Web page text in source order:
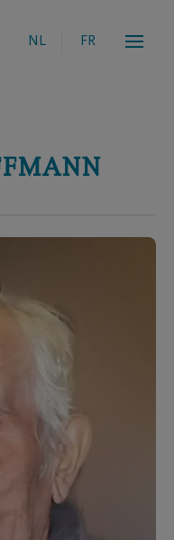
NL FR